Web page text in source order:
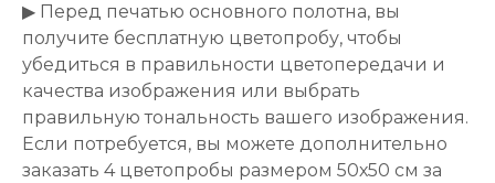
▶ Перед печатью основного полотна, вы
получите бесплатную цветопробу, чтобы
убедиться в правильности цветопередачи и
качества изображения или выбрать
правильную тональность вашего изображения.
Если потребуется, вы можете дополнительно
заказать 4 цветопробы размером 50х50 см за